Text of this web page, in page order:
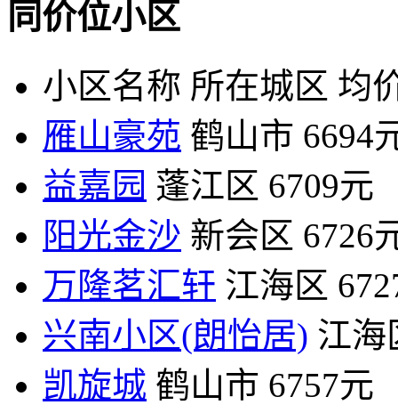
同价位小区
小区名称 所在城区 均
雁山豪苑 鹤山市 6694
益嘉园 蓬江区 6709元
阳光金沙 新会区 6726
万隆茗汇轩 江海区
兴南小区(朗怡居) 江海
凯旋城 鹤山市 6757元